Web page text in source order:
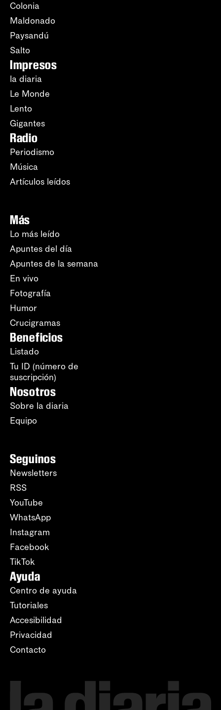
Colonia
Maldonado
Paysandú
Salto
Impresos
la diaria
Le Monde
Lento
Gigantes
Radio
Periodismo
Música
Artículos leídos
Más
Lo más leído
Apuntes del día
Apuntes de la semana
En vivo
Fotografía
Humor
Crucigramas
Beneficios
Listado
Tu ID (número de
suscripción)
Nosotros
Sobre la diaria
Equipo
Seguinos
Newsletters
RSS
YouTube
WhatsApp
Instagram
Facebook
TikTok
Ayuda
Centro de ayuda
Tutoriales
Accesibilidad
Privacidad
Contacto